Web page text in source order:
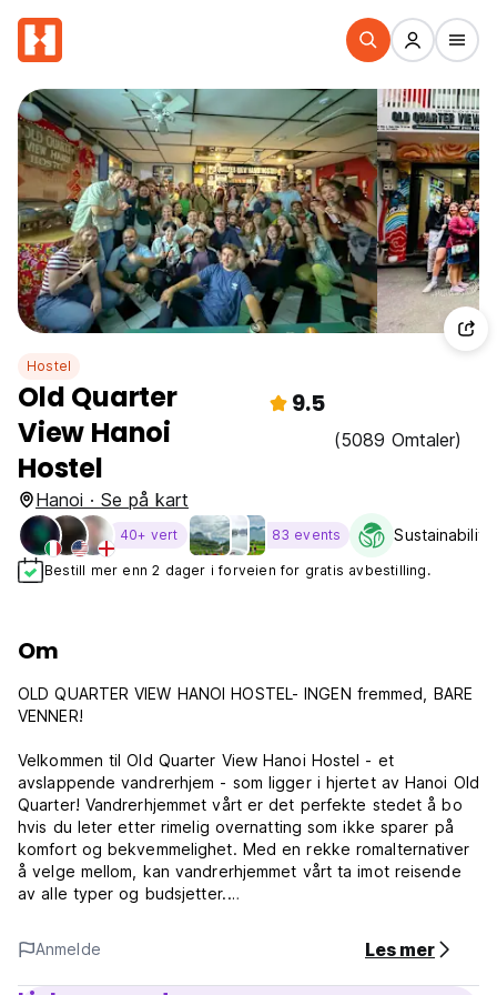
Hostel
Old Quarter
View Hanoi
Hostel
9.5
(5089 Omtaler)
Hanoi · Se på kart
40+ vert 83 events
Bestill mer enn 2 dager i forveien for gratis avbestilling.
Om
OLD QUARTER VIEW HANOI HOSTEL- INGEN fremmed, BARE
VENNER!
Velkommen til Old Quarter View Hanoi Hostel - et
avslappende vandrerhjem - som ligger i hjertet av Hanoi Old
Quarter! Vandrerhjemmet vårt er det perfekte stedet å bo
hvis du leter etter rimelig overnatting som ikke sparer på
komfort og bekvemmelighet. Med en rekke romalternativer
å velge mellom, kan vandrerhjemmet vårt ta imot reisende
av alle typer og budsjetter.
Våre fasiliteter er designet med dine behov i tankene. Alle
våre køyesenger er utstyrt med en innebygd trapp for
enkel og praktisk tilgang til soveplassen din. I tillegg
Anmelde Les mer